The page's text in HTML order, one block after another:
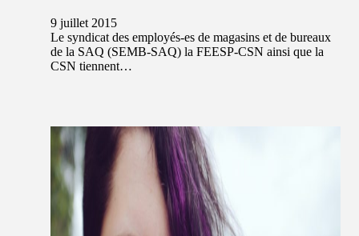
9 juillet 2015
Le syndicat des employés-es de magasins et de bureaux
de la SAQ (SEMB-SAQ) la FEESP-CSN ainsi que la
CSN tiennent…